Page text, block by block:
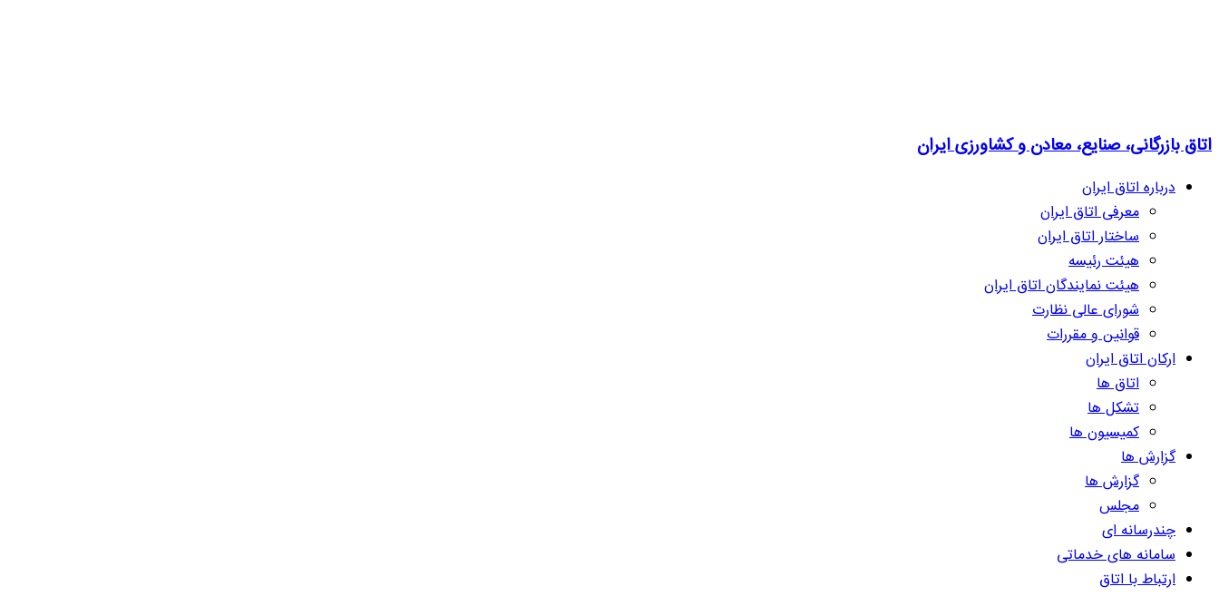
اتاق بازرگانی، صنایع، معادن و کشاورزی ایران
درباره اتاق ایران
معرفی اتاق ایران
ساختار اتاق ایران
هیئت رئیسه
هیئت نمایندگان اتاق ایران
شورای عالی نظارت
قوانین و مقررات
ارکان اتاق ایران
اتاق ها
تشکل ها
کمیسیون ها
گزارش ها
گزارش ها
مجلس
چندرسانه ای
سامانه های خدماتی
ارتباط با اتاق